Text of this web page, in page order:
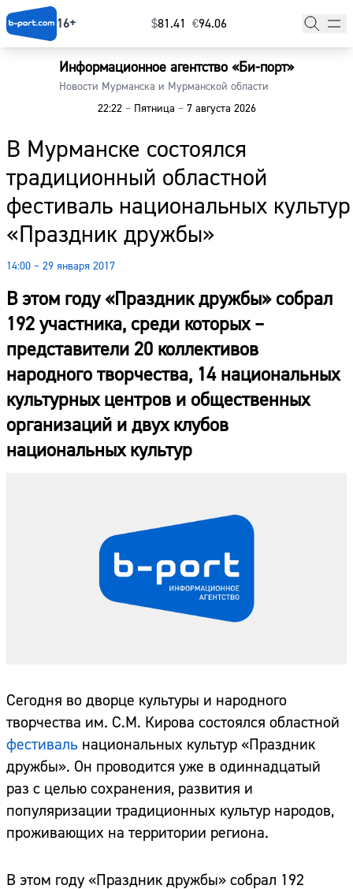
16+ $⁠81.41 €⁠94.06
Информационное агентство «Би-порт»
Новости Мурманска и Мурманской области
22:22 –Пятница –7 августа 2026
В Мурманске состоялся
традиционный областной
фестиваль национальных культур
«Праздник дружбы»
14:00 – 29 января 2017
В этом году «Праздник дружбы» собрал
192 участника, среди которых –
представители 20 коллективов
народного творчества, 14 национальных
культурных центров и общественных
организаций и двух клубов
национальных культур
Сегодня во дворце культуры и народного
творчества им. С.М. Кирова состоялся областной
фестиваль национальных культур «Праздник
дружбы». Он проводится уже в одиннадцатый
раз с целью сохранения, развития и
популяризации традиционных культур народов,
проживающих на территории региона.
В этом году «Праздник дружбы» собрал 192
Главная
Наши гости
Фоторепортажи
Погода
Курсы валют